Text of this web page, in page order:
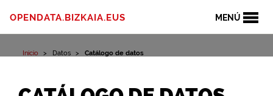
MENÚ
OPENDATA.BIZKAIA.EUS
Inicio Datos Catálogo de datos